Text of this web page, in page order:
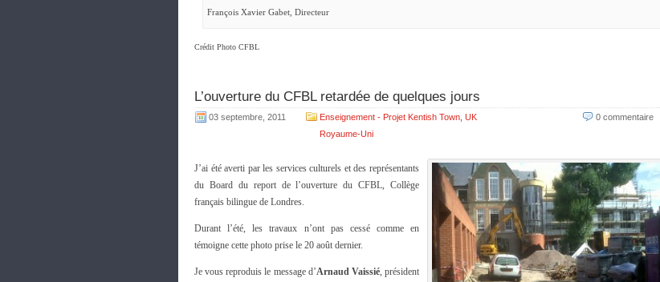
François Xavier Gabet, Directeur
Crédit Photo CFBL
L’ouverture du CFBL retardée de quelques jours
03 septembre, 2011 Enseignement - Projet Kentish Town UK
Royaume-Uni
0 commentaire
J’ai été averti par les services culturels et des représentants
du Board du report de l’ouverture du CFBL, Collège
français bilingue de Londres.
Durant l’été, les travaux n’ont pas cessé comme en
témoigne cette photo prise le 20 août dernier.
Je vous reproduis le message d’Arnaud Vaissié, président